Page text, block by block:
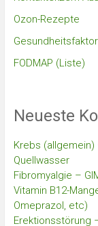
Ozon-Rezepte
FODMAP (Liste)
Neueste
Krebs
Quellwasser
Fibromyalgie –
Vitamin B12-
Omeprazol, etc)
Erektionsstörung